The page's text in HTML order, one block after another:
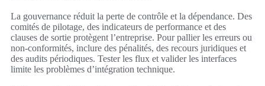
La gouvernance réduit la perte de contrôle et la dépendance. Des
comités de pilotage, des indicateurs de performance et des
clauses de sortie protègent l’entreprise. Pour pallier les erreurs ou
non-conformités, inclure des pénalités, des recours juridiques et
des audits périodiques. Tester les flux et valider les interfaces
limite les problèmes d’intégration technique.